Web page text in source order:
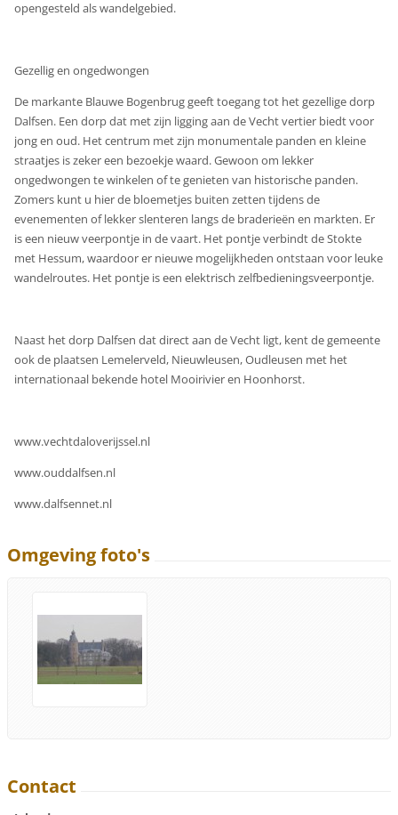
opengesteld als wandelgebied.
Gezellig en ongedwongen
De markante Blauwe Bogenbrug geeft toegang tot het gezellige dorp
Dalfsen. Een dorp dat met zijn ligging aan de Vecht vertier biedt voor
jong en oud. Het centrum met zijn monumentale panden en kleine
straatjes is zeker een bezoekje waard. Gewoon om lekker
ongedwongen te winkelen of te genieten van historische panden.
Zomers kunt u hier de bloemetjes buiten zetten tijdens de
evenementen of lekker slenteren langs de braderieën en markten. Er
is een nieuw veerpontje in de vaart. Het pontje verbindt de Stokte
met Hessum, waardoor er nieuwe mogelijkheden ontstaan voor leuke
wandelroutes. Het pontje is een elektrisch zelfbedieningsveerpontje.
Naast het dorp Dalfsen dat direct aan de Vecht ligt, kent de gemeente
ook de plaatsen Lemelerveld, Nieuwleusen, Oudleusen met het
internationaal bekende hotel Mooirivier en Hoonhorst.
www.vechtdaloverijssel.nl
www.ouddalfsen.nl
www.dalfsennet.nl
Omgeving foto's
Contact